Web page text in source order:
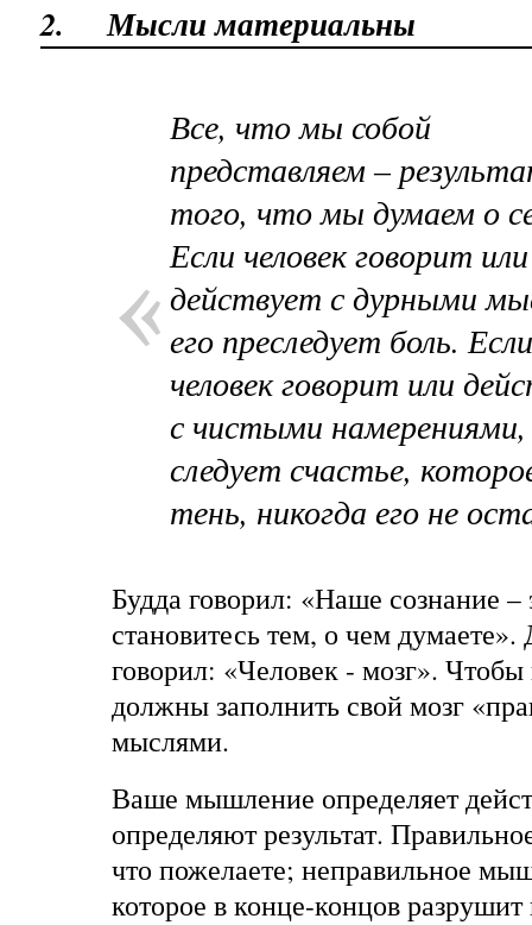
2. Мысли материальны
Все, что мы собой
представляем –
того, что мы думаем о
Если человек говорит или
действует с дурными
его преследует боль.
человек говорит или
с чистыми
следует счастье,
тень, никогда его не
Будда говорил: «Наше сознание –
становитесь тем, о чем
говорил: «Человек - мозг».
должны заполнить свой мозг
мыслями.
Ваше мышление определяет
определяют результат.
что пожелаете; неправильное
которое в конце-концов разрушит